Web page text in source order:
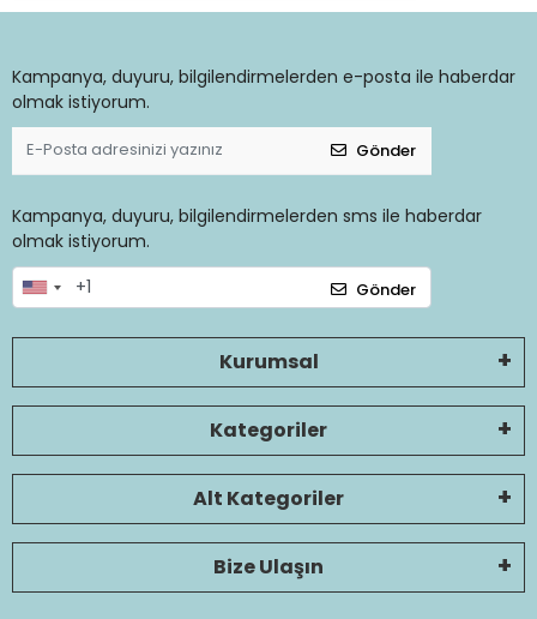
Kampanya, duyuru, bilgilendirmelerden e-posta ile haberdar
olmak istiyorum.
Gönder
Kampanya, duyuru, bilgilendirmelerden sms ile haberdar
olmak istiyorum.
Gönder
Kurumsal
Kategoriler
Alt Kategoriler
Bize Ulaşın